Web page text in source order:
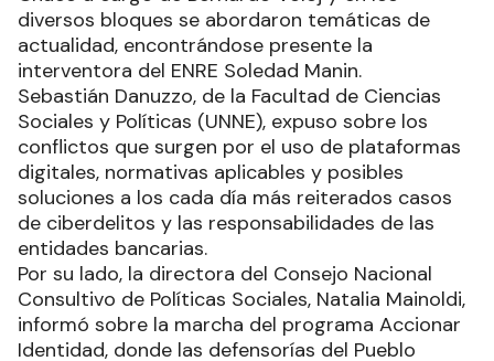
diversos bloques se abordaron temáticas de
actualidad, encontrándose presente la
interventora del ENRE Soledad Manin.
Sebastián Danuzzo, de la Facultad de Ciencias
Sociales y Políticas (UNNE), expuso sobre los
conflictos que surgen por el uso de plataformas
digitales, normativas aplicables y posibles
soluciones a los cada día más reiterados casos
de ciberdelitos y las responsabilidades de las
entidades bancarias.
Por su lado, la directora del Consejo Nacional
Consultivo de Políticas Sociales, Natalia Mainoldi,
informó sobre la marcha del programa Accionar
Identidad, donde las defensorías del Pueblo